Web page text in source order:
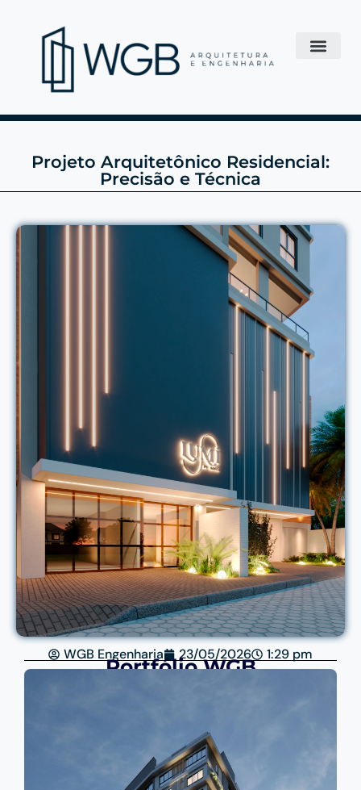
Projeto Arquitetônico Residencial:
Precisão e Técnica
WGB Engenharia 23/05/2026 1:29 pm
Portfólio WGB